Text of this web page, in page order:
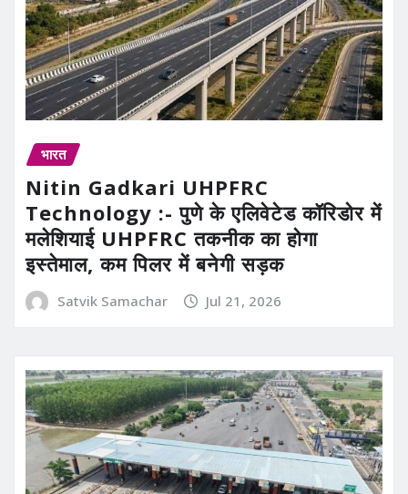
भारत
Nitin Gadkari UHPFRC
Technology :- पुणे के एलिवेटेड कॉरिडोर में
मलेशियाई UHPFRC तकनीक का होगा
इस्तेमाल, कम पिलर में बनेगी सड़क
Satvik Samachar Jul 21, 2026